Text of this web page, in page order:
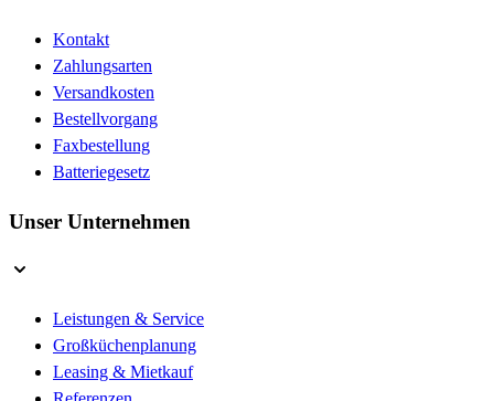
Kontakt
Zahlungsarten
Versandkosten
Bestellvorgang
Faxbestellung
Batteriegesetz
Unser Unternehmen
Leistungen & Service
Großküchenplanung
Leasing & Mietkauf